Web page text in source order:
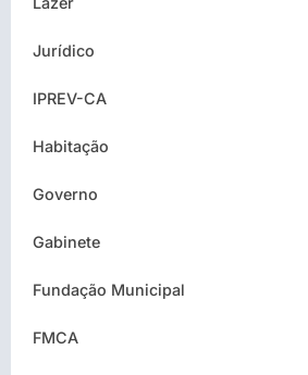
Jurídico
IPREV-CA
Habitação
Governo
Gabinete
Fundação Municipal
FMCA